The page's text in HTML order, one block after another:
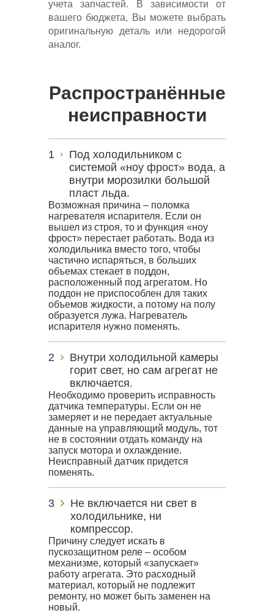
учета запчастей. В зависимости от
вашего бюджета, Вы можете выбрать
оригинальную деталь или недорогой
аналог.
Распространённые
неисправности
Под холодильником с
системой «ноу фрост» вода, а
внутри морозилки большой
пласт льда.
Возможная причина – поломка
нагревателя испарителя. Если он
вышел из строя, то и функция «ноу
фрост» перестает работать. Вода из
холодильника вместо того, чтобы
частично испаряться, в больших
объемах стекает в поддон,
расположенный под агрегатом. Но
поддон не приспособлен для таких
объемов жидкости, а потому на полу
образуется лужа. Нагреватель
испарителя нужно поменять.
Внутри холодильной камеры
горит свет, но сам агрегат не
включается.
Необходимо проверить исправность
датчика температуры. Если он не
замеряет и не передает актуальные
данные на управляющий модуль, тот
не в состоянии отдать команду на
запуск мотора и охлаждение.
Неисправный датчик придется
поменять.
Не включается ни свет в
холодильнике, ни
компрессор.
Причину следует искать в
пускозащитном реле – особом
механизме, который «запускает»
работу агрегата. Это расходный
материал, который не подлежит
ремонту, но может быть заменен на
новый.